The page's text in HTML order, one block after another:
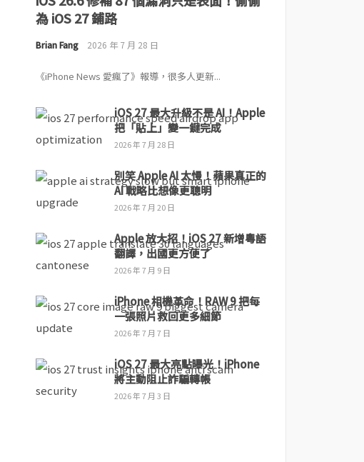
為 iOS 27 鋪路
Brian Fang 2026 年 7 月 28 日
《iPhone News 愛瘋了》報導，很多人更新...
iOS 27 最大升級不是 AI！Apple
把「貼上」變一鍵完成
2026 年 7 月 28 日
別笑 Apple AI 太慢！蘋果真正的
AI 戰略比想像更聰明
2026 年 7 月 20 日
Apple 放大招！iOS 27 新增粵語
翻譯，出國更方便了
2026 年 7 月 9 日
iPhone 相機革命！RAW 9 把每
一張照片救回更多細節
2026 年 7 月 7 日
iOS 27 最大亮點曝光！iPhone
將主動阻止詐騙轉帳
2026 年 7 月 3 日